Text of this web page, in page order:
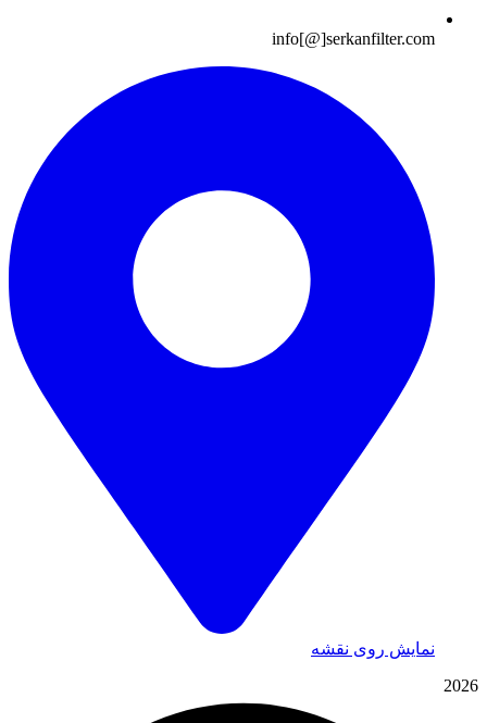
info[@]serkanfilter.com
نمایش روی نقشه
2026